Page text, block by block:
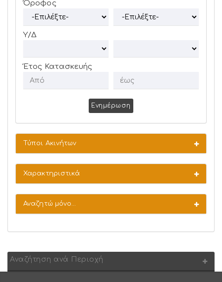
Όροφος
Υ/Δ
Έτος Κατασκευής
Ενημέρωση
Τύποι Ακινήτων
Χαρακτηριστικά
Αναζητώ μόνο...
Αναζήτηση ανά Περιοχή